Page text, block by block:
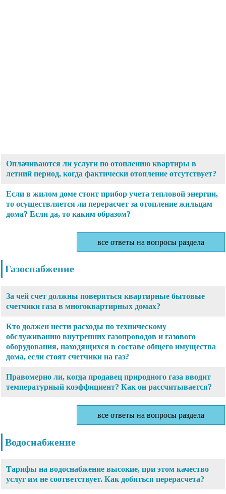
Оплачиваются ли услуги по отоплению квартиры в
летний период, когда фактически отопление отсутствует?
Если в жилом доме стоит прибор учета тепловой энергии,
то осуществляется ли перерасчет за отопление жильцам
дома? Если да, то каким образом?
все ответы на вопросы раздела
Газоснабжение
За чей счет должны поверяться квартирные бытовые
счетчики газа в многоквартирных домах?
Кто должен нести расходы по техническому
обслуживанию внутренних газопроводов и газового
оборудования, находящихся в составе общего имущества
дома, если стоят счетчики на газ?
Правомерно ли, когда продавец природного газа вводит
температурный коэффициент? Как он рассчитывается?
все ответы на вопросы раздела
Водоснабжение
Тарифы на водоснабжение высокие, при этом качество
услуг им не соответствует. Как добиться перерасчета?